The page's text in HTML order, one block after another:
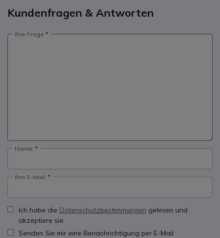
Kundenfragen & Antworten
Ihre Frage
Name:
Ihre E-Mail:
Ich habe die Datenschutzbestimmungen gelesen und
akzeptiere sie.
Senden Sie mir eine Benachrichtigung per E-Mail